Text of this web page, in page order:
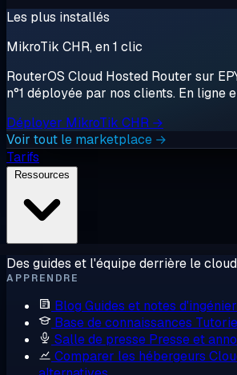
Les plus installés
MikroTik CHR, en 1 clic
RouterOS Cloud Hosted Router sur
n°1 déployée par nos clients. En ligne
Déployer MikroTik CHR →
Voir tout le marketplace →
Tarifs
Des guides et l'équipe derrière le
APPRENDRE
Blog Guides et notes
Base de connaissances
Salle de presse Presse et
Comparer les hébergeurs